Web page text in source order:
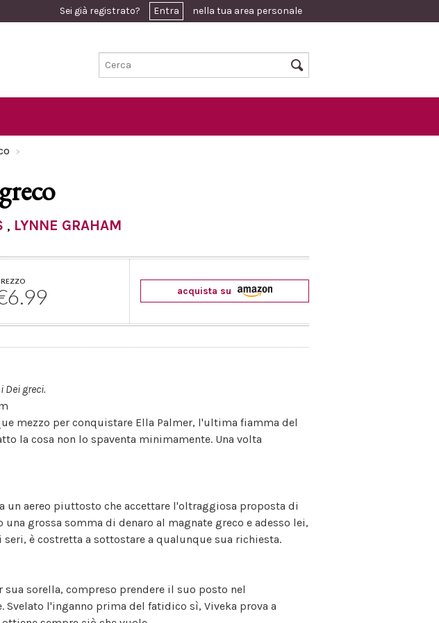
Sei già registrato? Entra nella tua area personale
, LYNNE GRAHAM
acquista su
Dei greci.
mezzo per conquistare Ella Palmer, l'ultima fiamma del
la cosa non lo spaventa minimamente. Una volta
un aereo piuttosto che accettare l'oltraggiosa proposta di
grossa somma di denaro al magnate greco e adesso lei,
è costretta a sottostare a qualunque sua richiesta.
sorella, compreso prendere il suo posto nel
l'inganno prima del fatidico sì, Viveka prova a